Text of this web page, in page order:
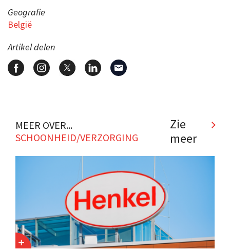
Geografie
België
Artikel delen
MEER OVER...
SCHOONHEID/VERZORGING
Zie
meer